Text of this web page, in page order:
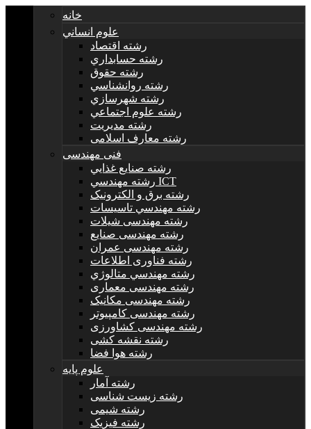
خانه
علوم انساني
رشته اقتصاد
رشته حسابداري
رشته حقوق
رشته روانشناسي
رشته شهرسازي
رشته علوم اجتماعي
رشته مديريت
رشته معارف اسلامی
فنی مهندسی
رشته صنايع غذايي
رشته مهندسي ICT
رشته برق و الکترونيک
رشته مهندسي تاسيسات
رشته مهندسی شیلات
رشته مهندسی صنایع
رشته مهندسی عمران
رشته فناوری اطلاعات
رشته مهندسي متالوژي
رشته مهندسی معماری
رشته مهندسی مکانیک
رشته مهندسی کامپیوتر
رشته مهندسی کشاورزی
رشته نقشه کشی
رشته هوا فضا
علوم پایه
رشته آمار
رشته زیست شناسی
رشته شیمی
رشته فیزیک